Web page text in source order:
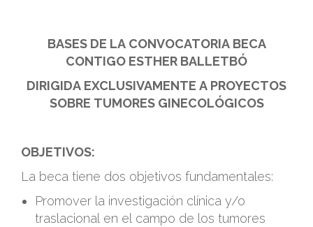
BASES DE LA CONVOCATORIA BECA
CONTIGO ESTHER BALLETBÓ
DIRIGIDA EXCLUSIVAMENTE A PROYECTOS
SOBRE TUMORES GINECOLÓGICOS
OBJETIVOS:
La beca tiene dos objetivos fundamentales:
Promover la investigación clínica y/o
traslacional en el campo de los tumores